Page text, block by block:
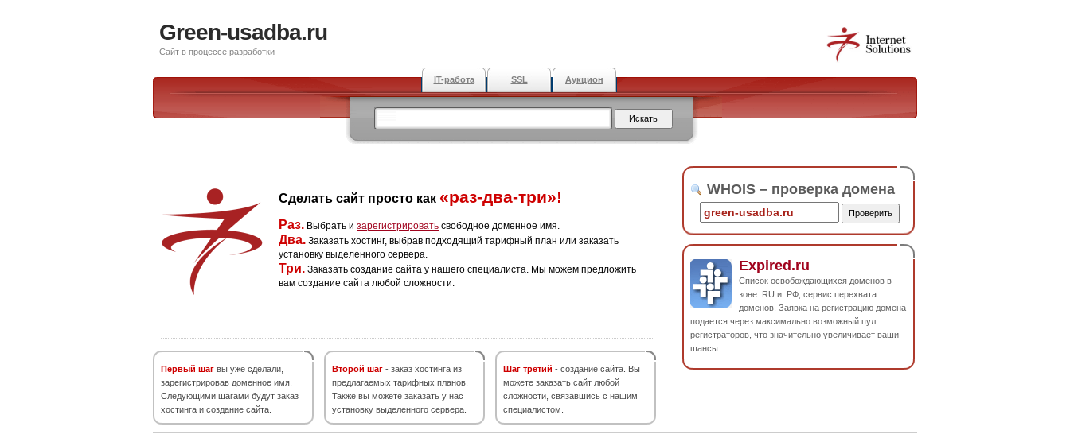
Green-usadba.ru
Сайт в процессе разработки
IT-работа SSL Аукцион
Сделать сайт просто как «раз-два-три»!
Раз. Выбрать и зарегистрировать свободное доменное имя.
Два. Заказать хостинг, выбрав подходящий тарифный план или заказать
установку выделенного сервера.
Три. Заказать создание сайта у нашего специалиста. Мы можем предложить
вам создание сайта любой сложности.
Первый шаг вы уже сделали,
зарегистрировав доменное имя.
Следующими шагами будут заказ
хостинга и создание сайта.
Второй шаг - заказ хостинга из
предлагаемых тарифных планов.
Также вы можете заказать у нас
установку выделенного сервера.
Шаг третий - создание сайта. Вы
можете заказать сайт любой
сложности, связавшись с нашим
специалистом.
WHOIS – проверка домена
Expired.ru
Список освобождающихся доменов в
зоне .RU и .РФ, сервис перехвата
доменов. Заявка на регистрацию домена
подается через максимально возможный пул
регистраторов, что значительно увеличивает ваши
шансы.